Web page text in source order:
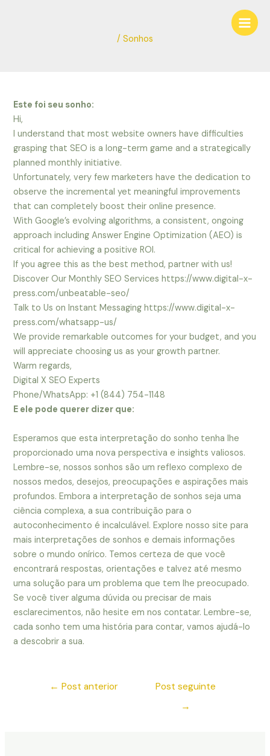
Main
/ Sonhos
Este foi seu sonho:
Hi,
I understand that most website owners have difficulties
grasping that SEO is a long-term game and a strategically
planned monthly initiative.
Unfortunately, very few marketers have the dedication to
observe the incremental yet meaningful improvements
that can completely boost their online presence.
With Google’s evolving algorithms, a consistent, ongoing
approach including Answer Engine Optimization (AEO) is
critical for achieving a positive ROI.
If you agree this as the best method, partner with us!
Discover Our Monthly SEO Services https://www.digital-x-
press.com/unbeatable-seo/
Talk to Us on Instant Messaging https://www.digital-x-
press.com/whatsapp-us/
We provide remarkable outcomes for your budget, and you
will appreciate choosing us as your growth partner.
Warm regards,
Digital X SEO Experts
Phone/WhatsApp: +1 (844) 754-1148
E ele pode querer dizer que:
Esperamos que esta interpretação do sonho tenha lhe
proporcionado uma nova perspectiva e insights valiosos.
Lembre-se, nossos sonhos são um reflexo complexo de
nossos medos, desejos, preocupações e aspirações mais
profundos. Embora a interpretação de sonhos seja uma
ciência complexa, a sua contribuição para o
autoconhecimento é incalculável. Explore nosso site para
mais interpretações de sonhos e demais informações
sobre o mundo onírico. Temos certeza de que você
encontrará respostas, orientações e talvez até mesmo
uma solução para um problema que tem lhe preocupado.
Se você tiver alguma dúvida ou precisar de mais
esclarecimentos, não hesite em nos contatar. Lembre-se,
cada sonho tem uma história para contar, vamos ajudá-lo
a descobrir a sua.
← Post anterior
Post seguinte
→